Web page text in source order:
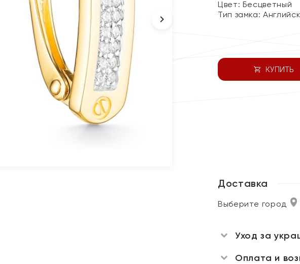
Цвет: Бесцветный
Тип замка:
КУПИТЬ
Доставка
Выберите город
Уход за
Оплата и